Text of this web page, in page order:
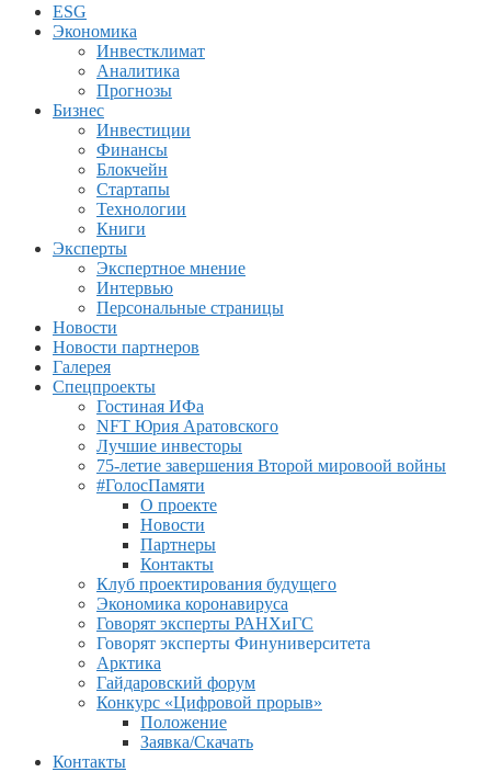
ESG
Экономика
Инвестклимат
Аналитика
Прогнозы
Бизнес
Инвестиции
Финансы
Блокчейн
Стартапы
Технологии
Книги
Эксперты
Экспертное мнение
Интервью
Персональные страницы
Новости
Новости партнеров
Галерея
Спецпроекты
Гостиная ИФа
NFT Юрия Аратовского
Лучшие инвесторы
75-летие завершения Второй мировоой войны
#ГолосПамяти
О проекте
Новости
Партнеры
Контакты
Клуб проектирования будущего
Экономика коронавируса
Говорят эксперты РАНХиГС
Говорят эксперты Финуниверситета
Арктика
Гайдаровский форум
Конкурс «Цифровой прорыв»
Положение
Заявка/Скачать
Контакты